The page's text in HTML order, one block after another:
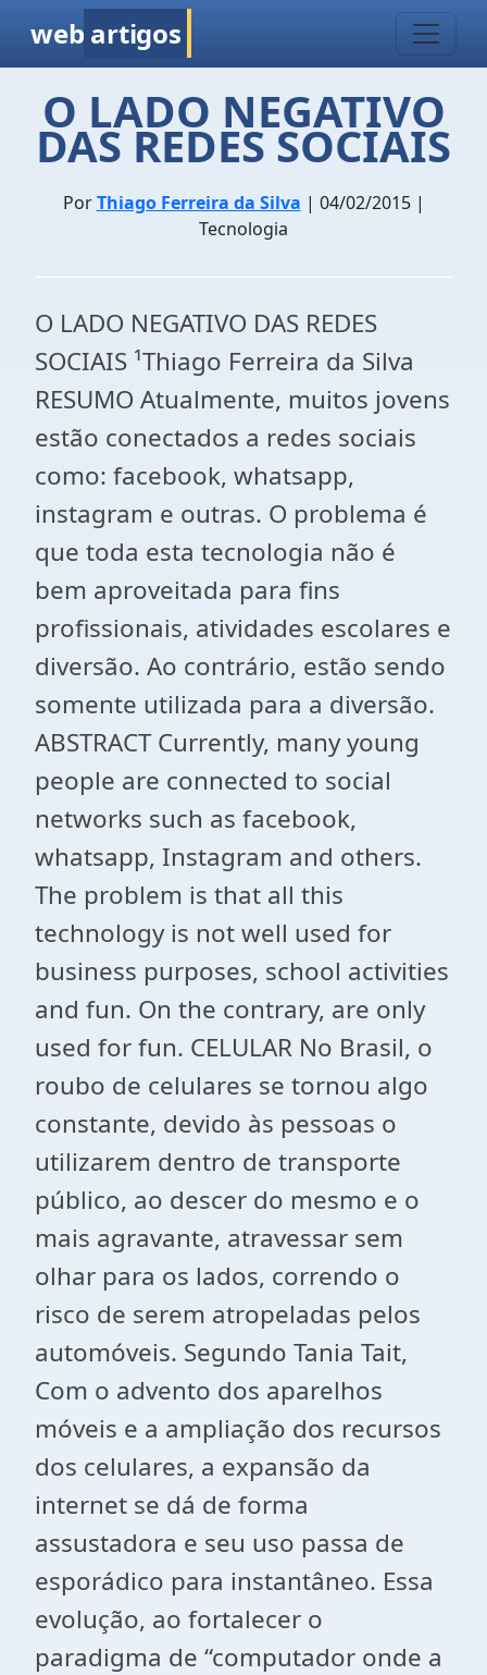
web artigos
O LADO NEGATIVO
DAS REDES SOCIAIS
PorThiago Ferreira da Silva | 04/02/2015 |
Tecnologia
O LADO NEGATIVO DAS REDES
SOCIAIS ¹Thiago Ferreira da Silva
RESUMO Atualmente, muitos jovens
estão conectados a redes sociais
como: facebook, whatsapp,
instagram e outras. O problema é
que toda esta tecnologia não é
bem aproveitada para fins
profissionais, atividades escolares e
diversão. Ao contrário, estão sendo
somente utilizada para a diversão.
ABSTRACT Currently, many young
people are connected to social
networks such as facebook,
whatsapp, Instagram and others.
The problem is that all this
technology is not well used for
business purposes, school activities
and fun. On the contrary, are only
used for fun. CELULAR No Brasil, o
roubo de celulares se tornou algo
constante, devido às pessoas o
utilizarem dentro de transporte
público, ao descer do mesmo e o
mais agravante, atravessar sem
olhar para os lados, correndo o
risco de serem atropeladas pelos
automóveis. Segundo Tania Tait,
Com o advento dos aparelhos
móveis e a ampliação dos recursos
dos celulares, a expansão da
internet se dá de forma
assustadora e seu uso passa de
esporádico para instantâneo. Essa
evolução, ao fortalecer o
paradigma de “computador onde a